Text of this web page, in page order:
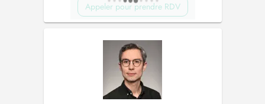
Appeler pour prendre RDV